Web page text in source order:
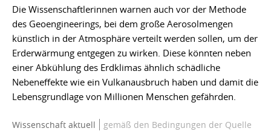
Die Wissenschaftlerinnen warnen auch vor der Methode
des Geoengineerings, bei dem große Aerosolmengen
künstlich in der Atmosphäre verteilt werden sollen, um der
Erderwärmung entgegen zu wirken. Diese könnten neben
einer Abkühlung des Erdklimas ähnlich schädliche
Nebeneffekte wie ein Vulkanausbruch haben und damit die
Lebensgrundlage von Millionen Menschen gefährden.
Wissenschaft aktuell gemäß den Bedingungen der Quelle